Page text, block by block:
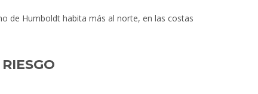
de Humboldt habita más al norte, en las costas